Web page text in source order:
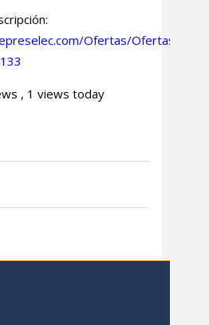
Ofertas/Ofertas.aspx?
, 1 views today